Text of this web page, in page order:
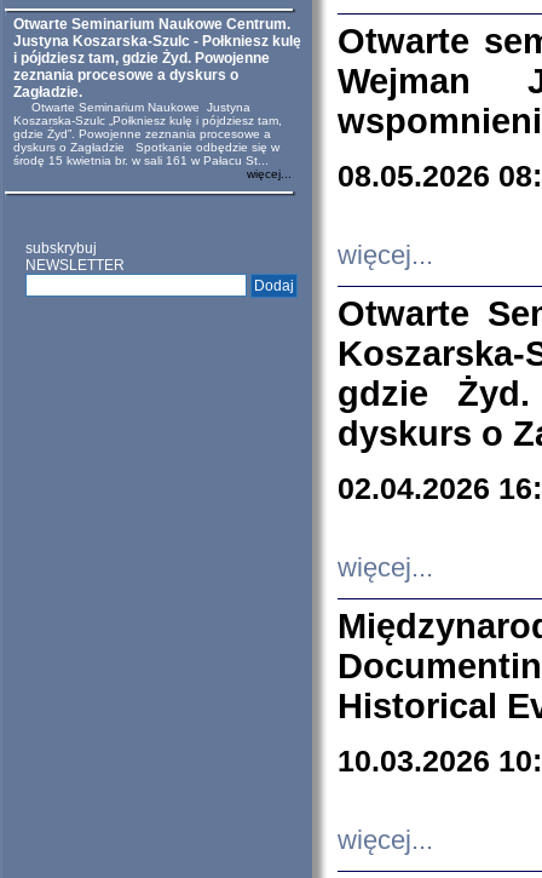
Otwarte Seminarium Naukowe Centrum.
Justyna Koszarska-Szulc - Połkniesz kulę
i pójdziesz tam, gdzie Żyd. Powojenne
zeznania procesowe a dyskurs o
Zagładzie.
Otwarte Seminarium Naukowe Justyna
Koszarska-Szulc „Połkniesz kulę i pójdziesz tam,
gdzie Żyd”. Powojenne zeznania procesowe a
dyskurs o Zagładzie Spotkanie odbędzie się w
środę 15 kwietnia br. w sali 161 w Pałacu St...
więcej...
subskrybuj
NEWSLETTER
Otwarte
Wejman
08.05.2026
więcej...
Otwarte
Koszarska-
gdzie
dyskurs o
02.04.2026
więcej...
Historical
10.03.2026
więcej...